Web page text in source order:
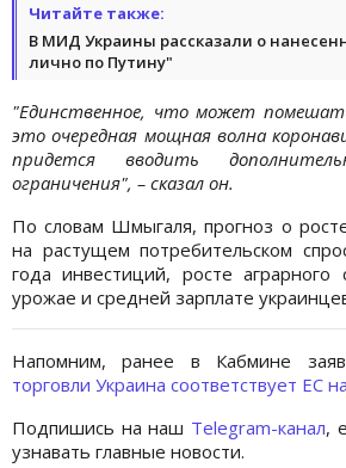
Читайте также:
В МИД Украины рассказали о
лично по Путину"
"Единственное, что может
это очередная мощная волна
придется вводить
ограничения", – сказал он.
По словам Шмыгаля, прогноз о
на растущем потребительском
года инвестиций, росте аграрного
урожае и средней зарплате
Напомним, ранее в Кабмине
торговли Украина соответствует ЕС
Подпишись на наш Telegram-канал,
узнавать главные новости.